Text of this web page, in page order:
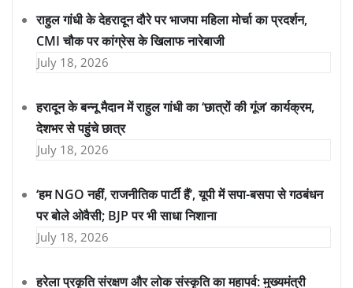
राहुल गांधी के देहरादून दौरे पर भाजपा महिला मोर्चा का प्रदर्शन,
CMI चौक पर कांग्रेस के खिलाफ नारेबाजी
July 18, 2026
हरादून के बन्नू मैदान में राहुल गांधी का ‘छात्रों की गूंज’ कार्यक्रम,
देशभर से पहुंचे छात्र
July 18, 2026
‘हम NGO नहीं, राजनीतिक पार्टी हैं’, यूपी में सपा-बसपा से गठबंधन
पर बोले ओवैसी; BJP पर भी साधा निशाना
July 18, 2026
हरेला प्रकृति संरक्षण और लोक संस्कृति का महापर्व: मुख्यमंत्री